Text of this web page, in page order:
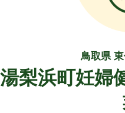
鳥取県
湯梨浜町妊婦